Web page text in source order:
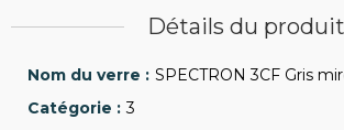
Détails du produit
SPECTRON 3CF Gris
3